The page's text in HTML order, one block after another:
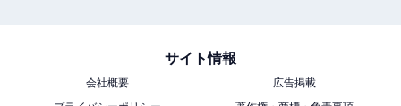
サイト情報
会社概要
広告掲載